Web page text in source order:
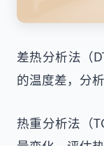
差热分析法（
的温度差，分
热重分析法（